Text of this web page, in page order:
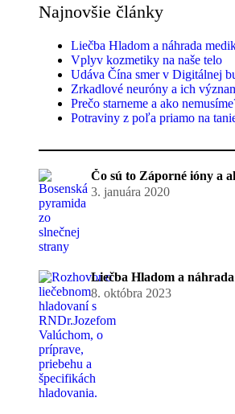
Najnovšie články
Liečba Hladom a náhrada
Vplyv kozmetiky na naše telo
Udáva Čína smer v Digitálnej
Zrkadlové neuróny a ich
Prečo starneme a ako
Potraviny z poľa priamo na
Čo sú to Záporné ióny a
3. januára 2020
Liečba Hladom a
8. októbra 2023